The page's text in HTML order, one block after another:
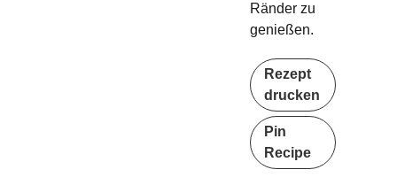
Ränder zu
genießen.
Rezept
drucken
Pin
Recipe